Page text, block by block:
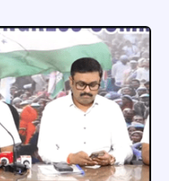
d
s
a
m